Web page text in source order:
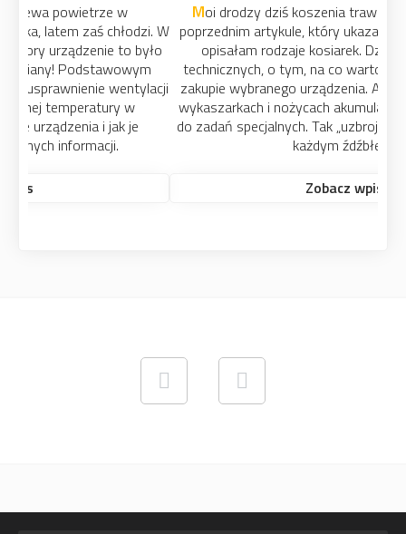
Moi drodzy dziś koszenia trawnika ciąg dalszy :) W
poprzednim artykule, który ukazał się wczoraj na blogu
opisałam rodzaje kosiarek. Dziś garść informacji
technicznych, o tym, na co warto zwrócić uwagę przy
zakupie wybranego urządzenia. A przy okazji słówko o
wykaszarkach i nożycach akumulatorowych, to sprzęty
do zadań specjalnych. Tak „uzbrojeni” poradzicie sobie z